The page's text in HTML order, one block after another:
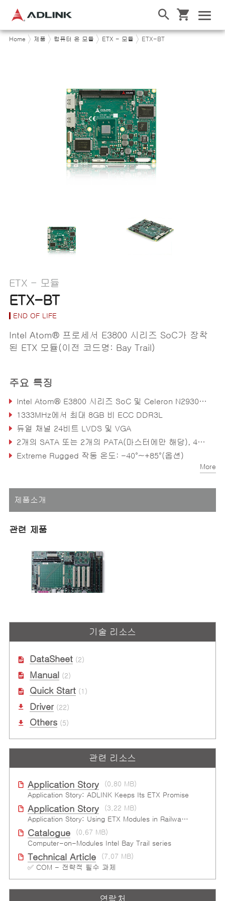
Home 제품 컴퓨터 온 모듈 ETX - 모듈 ETX-BT
ETX - 모듈
ETX-BT
END OF LIFE
Intel Atom® 프로세서 E3800 시리즈 SoC가 장착
된 ETX 모듈(이전 코드명: Bay Trail)
주요 특징
Intel Atom® E3800 시리즈 SoC 및 Celeron N2930/J1900 프로세서
1333MHz에서 최대 8GB 비 ECC DDR3L
듀얼 채널 24비트 LVDS 및 VGA
2개의 SATA 또는 2개의 PATA(마스터에만 해당), 4개의 USB 2.0, 10/100Mbps LAN(온보드 커넥터를 통한 GbE)
Extreme Rugged 작동 온도: -40°~+85°(옵션)
More
제품소개
관련 제품
ATX 폼 팩터의 ETX® 레퍼런스 캐리
기술 리소스
DataSheet(2)
Manual (2)
Quick Start(1)
Driver(22)
Others(5)
관련 리소스
Application Story
(0.80 MB)
Application Story: ADLINK Keeps Its ETX Promise
Application Story
(3.22 MB)
Application Story: Using ETX Modules in Railway Solutions for Ruggedness, Connectivity and Manageability
Catalogue
(0.67 MB)
Computer-on-Modules Intel Bay Trail series
Technical Article
(7.07 MB)
✅ COM - 전략적 필수 과제
연락처